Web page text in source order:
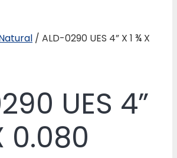
/ ALD-0290 UES 4” X 1 ¾ X
UES 4”
0.080